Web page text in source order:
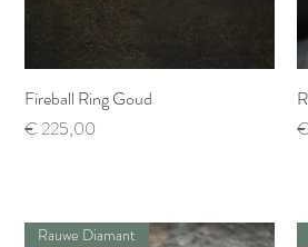
Snel overzicht
Fireball Ring Goud
Prijs
€ 225,00
Rauwe Diamant